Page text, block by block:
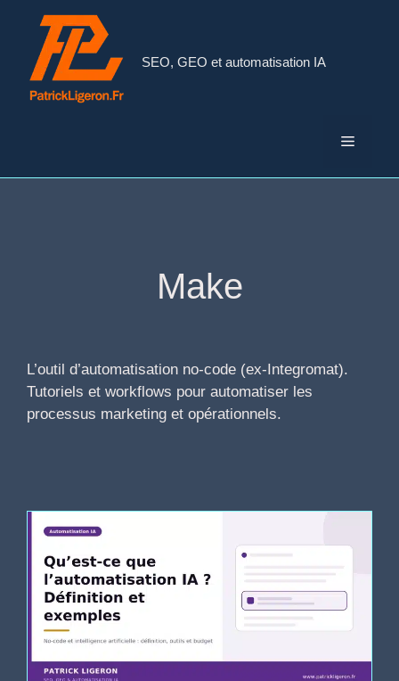
contenu
SEO, GEO et automatisation IA
Menu
Make
L’outil d’automatisation no-code (ex-Integromat).
Tutoriels et workflows pour automatiser les
processus marketing et opérationnels.